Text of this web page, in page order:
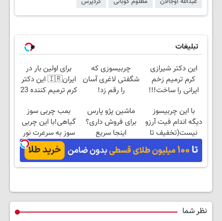
تبلیغات
این دکتر شیرازی
کرم ترمیم زخم
ایرانی را ساخت!!!
چربیسوزی که
شگفتی لاغری آسان
را رقم زد!
برای اولین بار در
ایران🇮🇷 این دکتر
کرم ترمیم کننده 23
با این چربیسوز
دیگه اندام فیت آرزو
نیست(تخفیف تا
امشب)
ماشین پژو پارس
برای فروش داری؟
اینجا سریع
بفروشش
بمب چربی سوز
گیاهی!با این چربی
سوز به سرعرت نور
لاغر شو با مجوز
بهداشت
نظر شما